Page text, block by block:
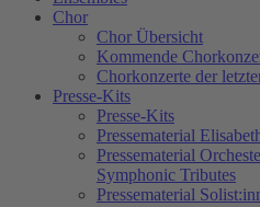
Chor
Chor Übersicht
Kommende
Chorkonzerte der
Presse-Kits
Presse-Kits
Pressematerial
Pressematerial
Symphonic Tributes
Pressematerial